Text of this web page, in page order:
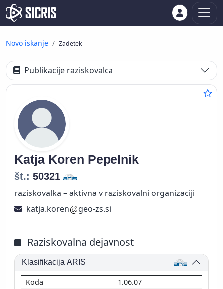
Novo iskanje Zadetek
Publikacije raziskovalca
Katja Koren Pepelnik
št.: 50321
raziskovalka – aktivna v raziskovalni organizaciji
katja.koren
geo-zs.si
Raziskovalna dejavnost
Klasifikacija ARIS
1.06.07